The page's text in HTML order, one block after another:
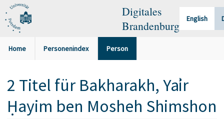
Digitales
Brandenburg
English
Home Personenindex Person
2 Titel für Bakharakh, Yaʾir
Ḥayim ben Mosheh Shimshon